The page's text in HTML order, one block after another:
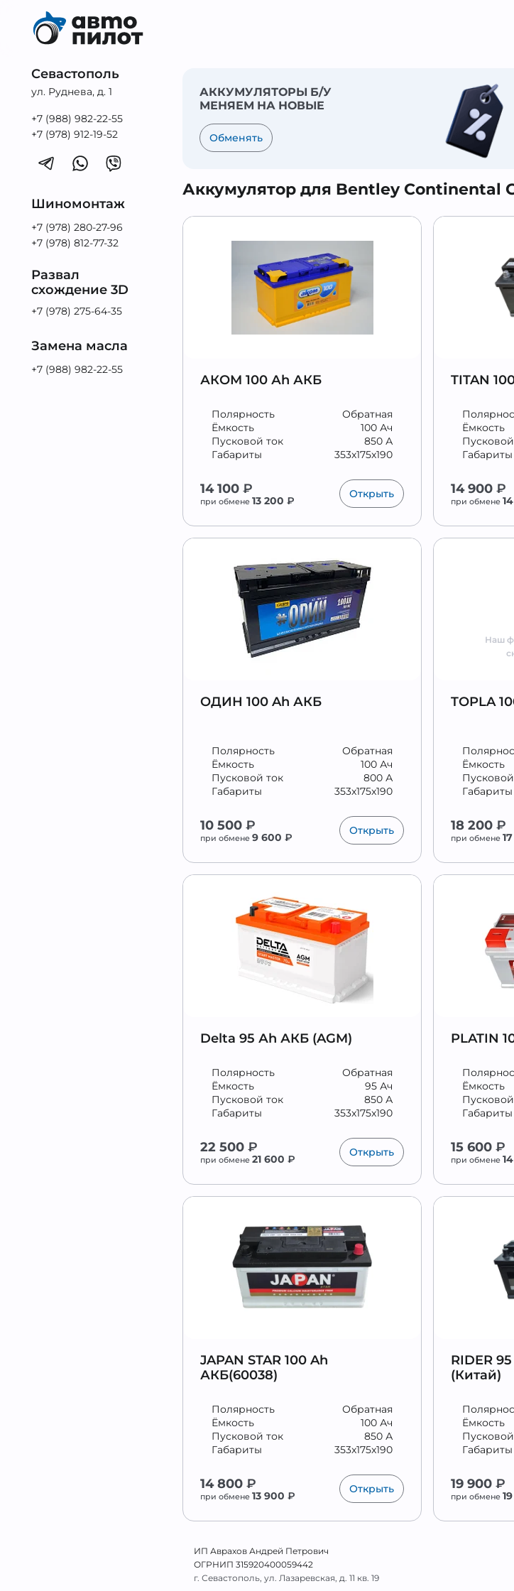
Севастополь
ул. Руднева, д. 1
+7 (988) 982-22-55
+7 (978) 912-19-52
Шиномонтаж
+7 (978) 280-27-96
+7 (978) 812-77-32
Развал
схождение 3D
+7 (978) 275-64-35
Замена масла
+7 (988) 982-22-55
АККУМУЛЯТОРЫ Б/У
МЕНЯЕМ НА НОВЫЕ
Обменять
Аккумулятор для Bentley Continental
АКОМ 100 Аh АКБ
Обратная
Полярность
100 Ач
Ёмкость
850 А
Пусковой ток
353x175x190
Габариты
14 100₽
при обмене13 200₽
Открыть
TITAN
Ёмкость
Габариты
14 900₽
при обмене
ОДИН 100 Ah АКБ
Обратная
Полярность
100 Ач
Ёмкость
800 А
Пусковой ток
353x175x190
Габариты
10 500₽
при обмене9 600₽
Открыть
Наш
TOPLA
Ёмкость
Габариты
18 200₽
при обмене
Delta 95 Аh АКБ (AGM)
Обратная
Полярность
95 Ач
Ёмкость
850 А
Пусковой ток
353x175x190
Габариты
22 500₽
при обмене21 600₽
Открыть
PLATIN
Ёмкость
Габариты
15 600₽
при обмене
JAPAN STAR 100 Ah
АКБ(60038)
Обратная
Полярность
100 Ач
Ёмкость
850 А
Пусковой ток
353x175x190
Габариты
14 800₽
при обмене13 900₽
Открыть
RIDER
(Китай)
Ёмкость
Габариты
19 900₽
при обмене
ИП Аврахов Андрей Петрович
ОГРНИП 315920400059442
г. Севастополь, ул. Лазаревская, д. 11 кв. 19